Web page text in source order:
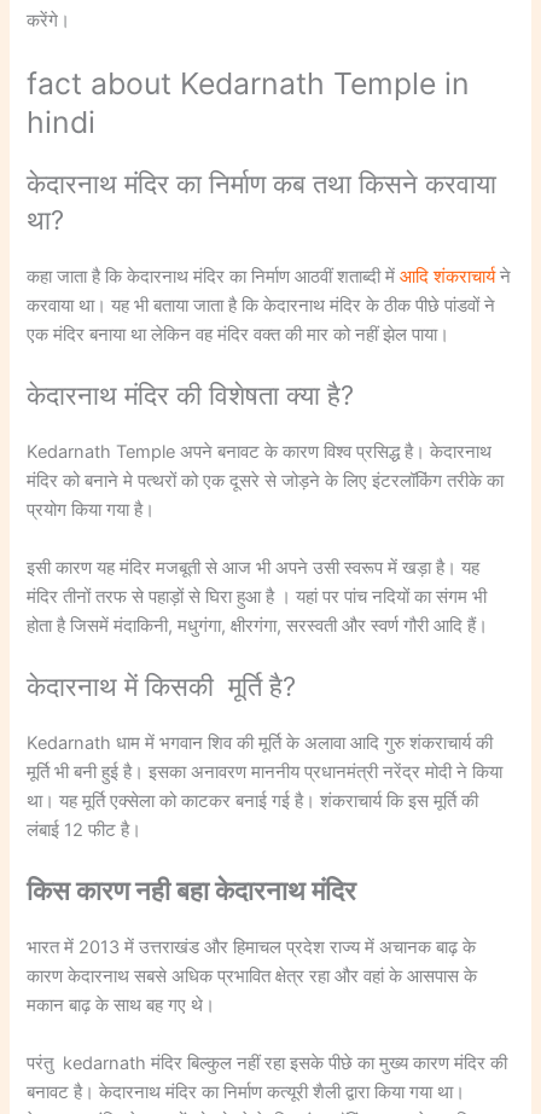
करेंगे।
fact about Kedarnath Temple in
hindi
केदारनाथ मंदिर का निर्माण कब तथा किसने करवाया
था?
कहा जाता है कि केदारनाथ मंदिर का निर्माण आठवीं शताब्दी मेंआदि शंकराचार्यने
करवाया था। यह भी बताया जाता है कि केदारनाथ मंदिर के ठीक पीछे पांडवों ने
एक मंदिर बनाया था लेकिन वह मंदिर वक्त की मार को नहीं झेल पाया।
केदारनाथ मंदिर की विशेषता क्या है?
Kedarnath Temple अपने बनावट के कारण विश्व प्रसिद्ध है। केदारनाथ
मंदिर को बनाने मे पत्थरों को एक दूसरे से जोड़ने के लिए इंटरलॉकिंग तरीके का
प्रयोग किया गया है।
इसी कारण यह मंदिर मजबूती से आज भी अपने उसी स्वरूप में खड़ा है। यह
मंदिर तीनों तरफ से पहाड़ों से घिरा हुआ है । यहां पर पांच नदियों का संगम भी
होता है जिसमें मंदाकिनी, मधुगंगा, क्षीरगंगा, सरस्वती और स्वर्ण गौरी आदि हैं।
केदारनाथ में किसकी मूर्ति है?
Kedarnath धाम में भगवान शिव की मूर्ति के अलावा आदि गुरु शंकराचार्य की
मूर्ति भी बनी हुई है। इसका अनावरण माननीय प्रधानमंत्री नरेंद्र मोदी ने किया
था। यह मूर्ति एक्सेला को काटकर बनाई गई है। शंकराचार्य कि इस मूर्ति की
लंबाई 12 फीट है।
किस कारण नही बहा केदारनाथ मंदिर
भारत में 2013 में उत्तराखंड और हिमाचल प्रदेश राज्य में अचानक बाढ़ के
कारण केदारनाथ सबसे अधिक प्रभावित क्षेत्र रहा और वहां के आसपास के
मकान बाढ़ के साथ बह गए थे।
परंतु kedarnath मंदिर बिल्कुल नहीं रहा इसके पीछे का मुख्य कारण मंदिर की
बनावट है। केदारनाथ मंदिर का निर्माण कत्यूरी शैली द्वारा किया गया था।